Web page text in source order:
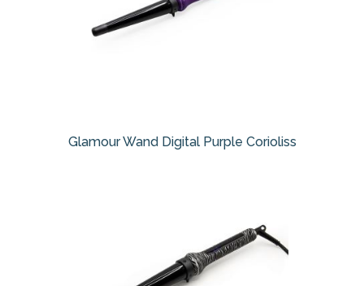
Glamour Wand Digital Purple Corioliss